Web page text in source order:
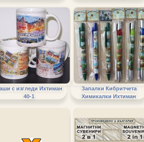
с изгледи Ихтиман
40-1
Запалки Кибритчета
Химикалки Ихтиман